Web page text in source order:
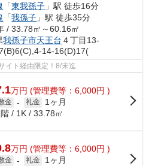
「東我孫子 」駅 徒歩16分
「我孫子 」駅 徒歩35分
/ 33.78㎡～60.16㎡
我孫子市天王台 ４丁目13-
14-16(D)17(
ト経由限定！8/末迄
万円 (管理費等：6,000円 )
金 - 礼金
1ヶ月
/ 1K / 33.78㎡
万円 (管理費等：6,000円 )
金 - 礼金
1ヶ月